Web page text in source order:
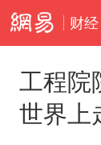
财经
工程院
世界上